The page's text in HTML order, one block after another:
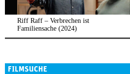
Riff Raff – Verbrechen ist
Familiensache (2024)
FILMSUCHE